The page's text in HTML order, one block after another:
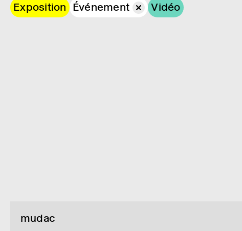
Exposition Événement Vidéo
mudac